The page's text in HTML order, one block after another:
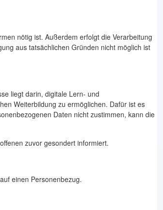
nötig ist. Außerdem erfolgt die Verarbeitung
aus tatsächlichen Gründen nicht möglich ist
liegt darin, digitale Lern- und
Weiterbildung zu ermöglichen. Dafür ist es
Daten nicht zustimmen, kann die
zuvor gesondert informiert.
einen Personenbezug.